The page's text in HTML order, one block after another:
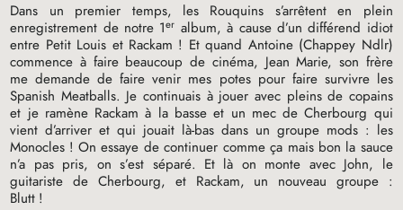
Dans un premier temps, les Rouquins s’arrêtent en plein
enregistrement de notre 1er album, à cause d’un différend idiot
entre Petit Louis et Rackam ! Et quand Antoine (Chappey Ndlr)
commence à faire beaucoup de cinéma, Jean Marie, son frère
me demande de faire venir mes potes pour faire survivre les
Spanish Meatballs. Je continuais à jouer avec pleins de copains
et je ramène Rackam à la basse et un mec de Cherbourg qui
vient d’arriver et qui jouait là-bas dans un groupe mods : les
Monocles ! On essaye de continuer comme ça mais bon la sauce
n’a pas pris, on s’est séparé. Et là on monte avec John, le
guitariste de Cherbourg, et Rackam, un nouveau groupe :
Blutt !